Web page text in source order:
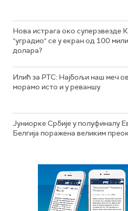
Нова истрага око суперзвезде
"уградио" се у екран од 100
долара?
Илић за РТС: Најбољи наш меч
морамо исто и у реваншу
Јуниорке Србије у полуфиналу
Белгија поражена великим